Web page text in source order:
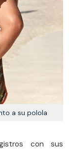
a su polola
con sus